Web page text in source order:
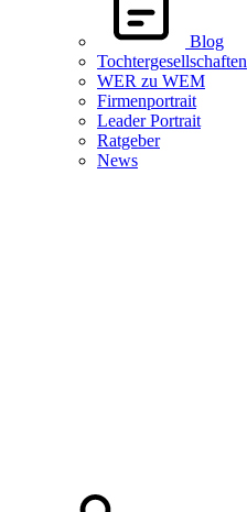
Blog
Tochtergesellschaften
WER zu WEM
Firmenportrait
Leader Portrait
Ratgeber
News